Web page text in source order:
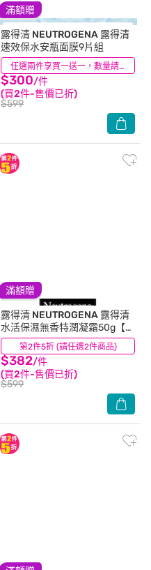
滿額贈
任選兩件享買一送一，數量請選2件
露得清 NEUTROGENA 露得清
速效保水安瓶面膜9片組
$300/件
(買2件-售價已折)
$599
(9)
滿額贈
第2件5折 (請任選2件商品)
露得清 NEUTROGENA 露得清
水活保濕無香特潤凝霜50g【無
香料/敏感肌適用】
$382/件
(買2件-售價已折)
$599
(37)